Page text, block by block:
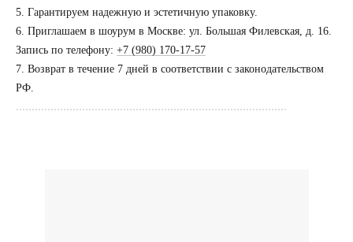
5. Гарантируем надежную и эстетичную упаковку.
6. Приглашаем в шоурум в Москве: ул. Большая Филевская, д. 16.
Запись по телефону: +7 (980) 170-17-57
7. Возврат в течение 7 дней в соответствии с законодательством
РФ.
......................................................................................
Вы можете
Евгении
архитектору и